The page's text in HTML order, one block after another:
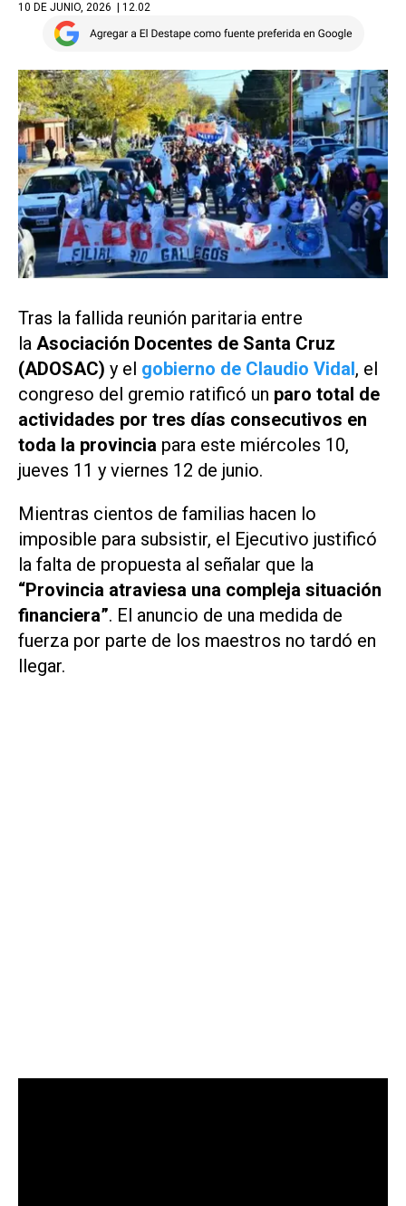
10 DE JUNIO, 2026 | 12.02
Tras la fallida reunión paritaria entre
la Asociación Docentes de Santa Cruz
(ADOSAC) y el gobierno de Claudio Vidal, el
congreso del gremio ratificó un paro total de
actividades por tres días consecutivos en
toda la provincia para este miércoles 10,
jueves 11 y viernes 12 de junio.
Mientras cientos de familias hacen lo
imposible para subsistir, el Ejecutivo justificó
la falta de propuesta al señalar que la
“Provincia atraviesa una compleja situación
financiera”. El anuncio de una medida de
fuerza por parte de los maestros no tardó en
llegar.